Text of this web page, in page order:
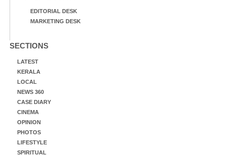
EDITORIAL DESK
MARKETING DESK
SECTIONS
LATEST
KERALA
LOCAL
NEWS 360
CASE DIARY
CINEMA
OPINION
PHOTOS
LIFESTYLE
SPIRITUAL